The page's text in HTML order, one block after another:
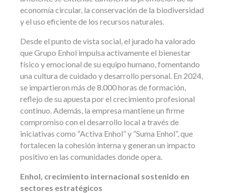
economía circular, la conservación de la biodiversidad
y el uso eficiente de los recursos naturales.
Desde el punto de vista social, el jurado ha valorado
que Grupo Enhol impulsa activamente el bienestar
físico y emocional de su equipo humano, fomentando
una cultura de cuidado y desarrollo personal. En 2024,
se impartieron más de 8.000 horas de formación,
reflejo de su apuesta por el crecimiento profesional
continuo. Además, la empresa mantiene un firme
compromiso con el desarrollo local a través de
iniciativas como “Activa Enhol” y “Suma Enhol”, que
fortalecen la cohesión interna y generan un impacto
positivo en las comunidades donde opera.
Enhol, crecimiento internacional sostenido en
sectores estratégicos